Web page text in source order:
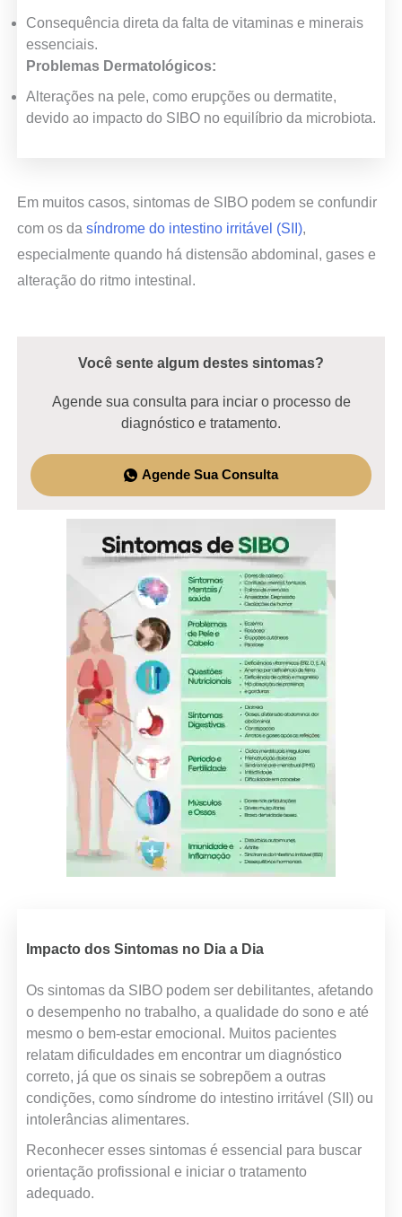
Consequência direta da falta de vitaminas e minerais
essenciais.
Problemas Dermatológicos:
Alterações na pele, como erupções ou dermatite,
devido ao impacto do SIBO no equilíbrio da microbiota.
Em muitos casos, sintomas de SIBO podem se confundir
com os da síndrome do intestino irritável (SII),
especialmente quando há distensão abdominal, gases e
alteração do ritmo intestinal.
Você sente algum destes sintomas?
Agende sua consulta para inciar o processo de
diagnóstico e tratamento.
Agende Sua Consulta
Impacto dos Sintomas no Dia a Dia
Os sintomas da SIBO podem ser debilitantes, afetando
o desempenho no trabalho, a qualidade do sono e até
mesmo o bem-estar emocional. Muitos pacientes
relatam dificuldades em encontrar um diagnóstico
correto, já que os sinais se sobrepõem a outras
condições, como síndrome do intestino irritável (SII) ou
intolerâncias alimentares.
Reconhecer esses sintomas é essencial para buscar
orientação profissional e iniciar o tratamento
adequado.